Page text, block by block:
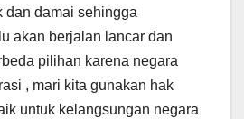
dan damai sehingga
akan berjalan lancar dan
pilihan karena negara
, mari kita gunakan hak
untuk kelangsungan negara